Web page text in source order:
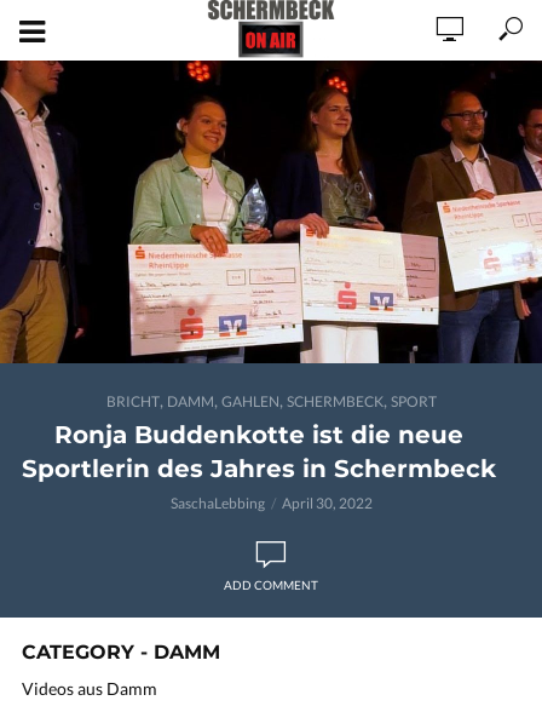
BRICHT, DAMM, GAHLEN, SCHERMBECK, SPORT
Ronja Buddenkotte ist die neue
Sportlerin des Jahres in Schermbeck
SaschaLebbing April 30, 2022
ADD COMMENT
CATEGORY - DAMM
Videos aus Damm